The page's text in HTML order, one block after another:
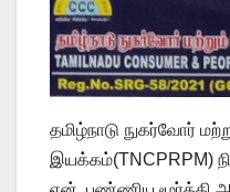
தமிழ்நாடு நுகர்வோர்
இயக்கம்(TNCPRPM)